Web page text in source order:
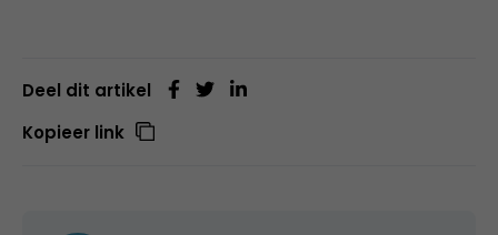
Deel dit artikel
Kopieer link